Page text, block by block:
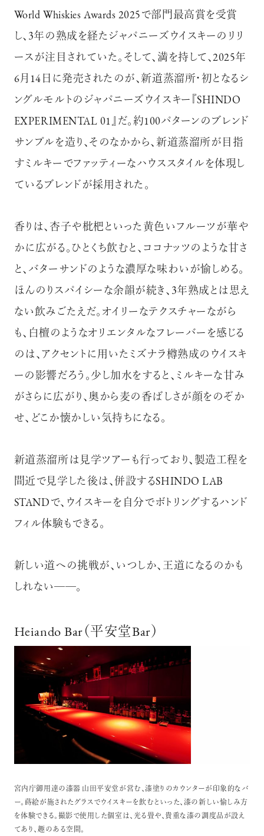
World Whiskies Awards 2025で部門最高賞を受賞
し、3年の熟成を経たジャパニーズウイスキーのリリ
ースが注目されていた。そして、満を持して、2025年
6月14日に発売されたのが、新道蒸溜所・初となるシ
ングルモルトのジャパニーズウイスキー『SHINDO
EXPERIMENTAL 01』だ。約100パターンのブレンド
サンプルを造り、そのなかから、新道蒸溜所が目指
すミルキーでファッティーなハウススタイルを体現し
ているブレンドが採用された。
香りは、杏子や枇杷といった黄色いフルーツが華や
かに広がる。ひとくち飲むと、ココナッツのような甘さ
と、バターサンドのような濃厚な味わいが愉しめる。
ほんのりスパイシーな余韻が続き、3年熟成とは思え
ない飲みごたえだ。オイリーなテクスチャーながら
も、白檀のようなオリエンタルなフレーバーを感じる
のは、アクセントに用いたミズナラ樽熟成のウイスキ
ーの影響だろう。少し加水をすると、ミルキーな甘み
がさらに広がり、奥から麦の香ばしさが顔をのぞか
せ、どこか懐かしい気持ちになる。
新道蒸溜所は見学ツアーも行っており、製造工程を
間近で見学した後は、併設するSHINDO LAB
STANDで、ウイスキーを自分でボトリングするハンド
フィル体験もできる。
新しい道への挑戦が、いつしか、王道になるのかも
しれない──。
Heiando Bar（平安堂Bar）
宮内庁御用達の漆器 山田平安堂が営む、漆塗りのカウンターが印象的なバ
ー。蒔絵が施されたグラスでウイスキーを飲むといった、漆の新しい愉しみ方
を体験できる。撮影で使用した個室は、光る畳や、貴重な漆の調度品が設え
てあり、趣のある空間。